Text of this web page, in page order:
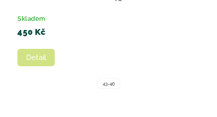
Skladem
450 Kč
Detail
43-46